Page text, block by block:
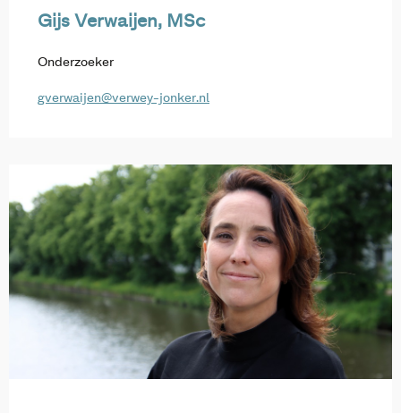
Gijs Verwaijen, MSc
Onderzoeker
gverwaijen@verwey-jonker.nl